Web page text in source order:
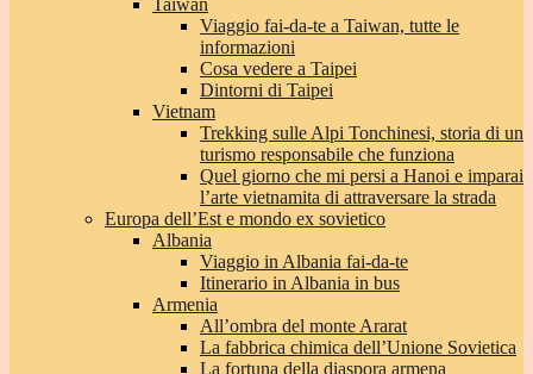
Taiwan
Viaggio fai-da-te a Taiwan, tutte le
informazioni
Cosa vedere a Taipei
Dintorni di Taipei
Vietnam
Trekking sulle Alpi Tonchinesi, storia di un
turismo responsabile che funziona
Quel giorno che mi persi a Hanoi e imparai
l’arte vietnamita di attraversare la strada
Europa dell’Est e mondo ex sovietico
Albania
Viaggio in Albania fai-da-te
Itinerario in Albania in bus
Armenia
All’ombra del monte Ararat
La fabbrica chimica dell’Unione Sovietica
La fortuna della diaspora armena